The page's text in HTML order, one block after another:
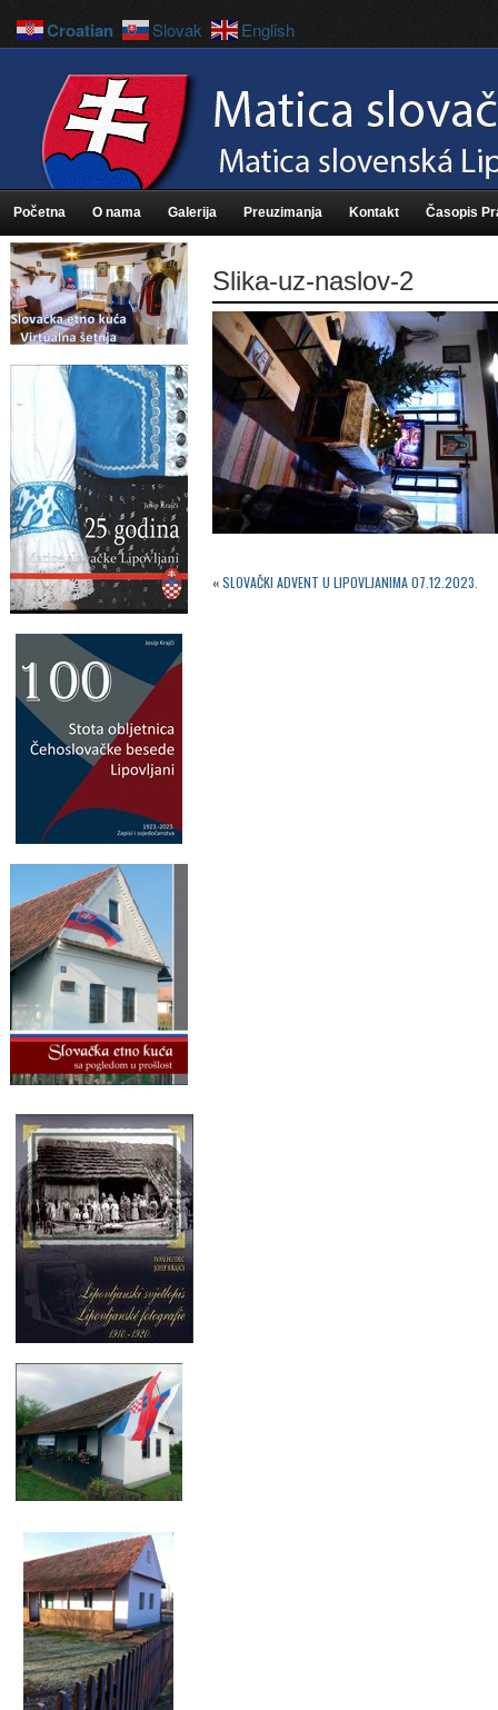
Početna O nama Galerija Preuzimanja Kontakt Časopis
Slika-uz-naslov-2
«SLOVAČKI ADVENT U LIPOVLJANIMA 07.12.2023.
Croatian Slovak English